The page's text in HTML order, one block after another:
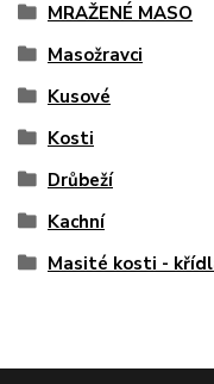
MRAŽENÉ MASO
Masožravci
Kusové
Kosti
Drůbeží
Kachní
Masité kosti -